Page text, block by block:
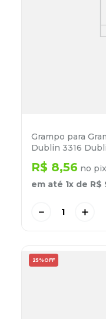
Grampo para
Dublin 3316
R$ 8,56 no pix
em até 1x de R$
＋
－
25% OFF